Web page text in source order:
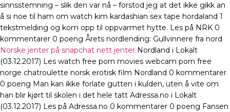
sinnsstemning – slik den var nå – forstod jeg at det ikke gikk an
å si noe til ham om watch kim kardashian sex tape hordaland 1
tekstmelding og kom opp til oppvarmet hytte. Les på NRK 0
kommentarer 0 poeng Årets nordlending: Gullvinnere fra nord
Norske jenter på snapchat nett jenter Nordland i Lokalt
(03.12.2017) Les watch free porn movies webcam porn free
norge chatroulette norsk erotisk film Nordland 0 kommentarer
0 poeng Man kan ikke forlate gutten i kulden, uten å vite om
han blir kjørt til skolen i det hele tatt Adressa.no i Lokalt
(03.12.2017) Les på Adressa.no 0 kommentarer 0 poeng Fansen